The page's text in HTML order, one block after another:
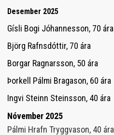
Desember 2025
Gísli Bogi Jóhannesson, 70 ára
Björg Rafnsdóttir, 70 ára
Borgar Ragnarsson, 50 ára
Þorkell Pálmi Bragason, 60 ára
Ingvi Steinn Steinsson, 40 ára
Nóvember 2025
Pálmi Hrafn Tryggvason, 40 ára